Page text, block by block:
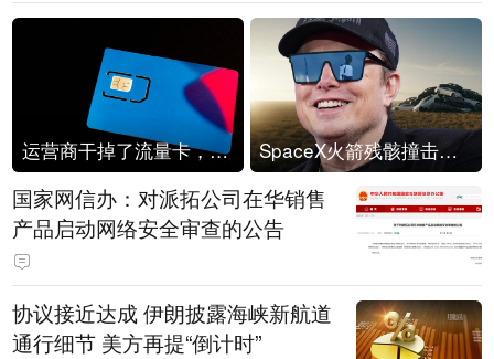
运营商干掉了流量卡，他们真的玩不起了 SpaceX火箭残骸撞击月球
国家网信办：对派拓公司在华销售
产品启动网络安全审查的公告
协议接近达成 伊朗披露海峡新航道
通行细节 美方再提“倒计时”